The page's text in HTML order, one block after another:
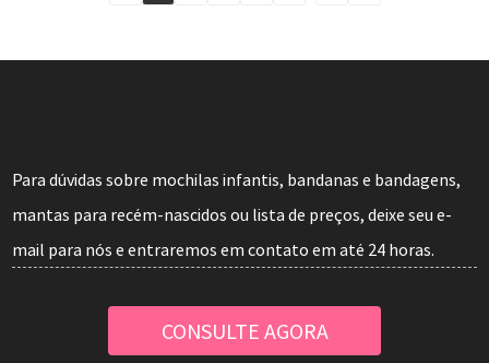
Para dúvidas sobre mochilas infantis, bandanas e bandagens,
mantas para recém-nascidos ou lista de preços, deixe seu e-
mail para nós e entraremos em contato em até 24 horas.
CONSULTE AGORA